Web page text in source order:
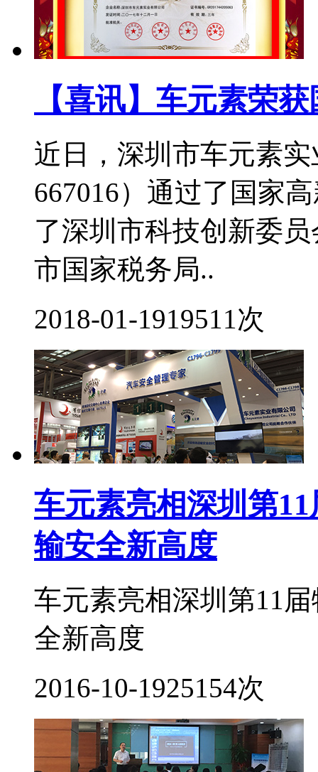
【喜讯】车元素荣
近日，深圳市车元素
667016）通过了国家
了深圳市科技创新委
市国家税务局..
2018-01-1919511次
车元素亮相深圳第
输安全新高度
车元素亮相深圳第11
全新高度
2016-10-1925154次